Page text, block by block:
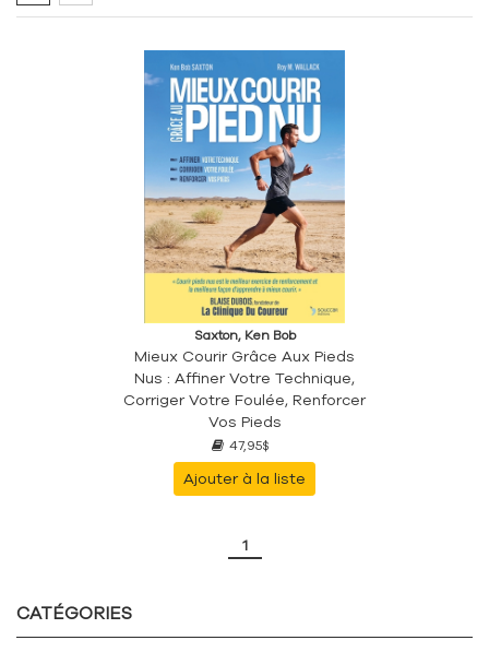
CATÉGORIES
Saxton, Ken Bob
Mieux Courir Grâce Aux Pieds
Nus : Affiner Votre Technique,
Corriger Votre Foulée, Renforcer
Vos Pieds
47,95$
Ajouter à la liste
1